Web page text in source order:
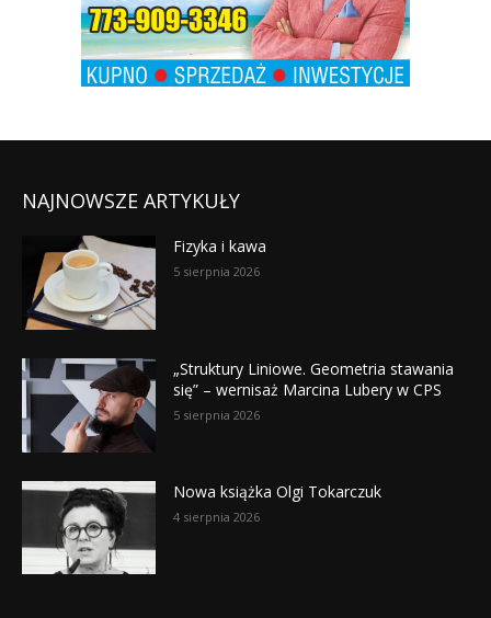
NAJNOWSZE ARTYKUŁY
Fizyka i kawa
5 sierpnia 2026
„Struktury Liniowe. Geometria stawania
się” – wernisaż Marcina Lubery w CPS
5 sierpnia 2026
Nowa książka Olgi Tokarczuk
4 sierpnia 2026